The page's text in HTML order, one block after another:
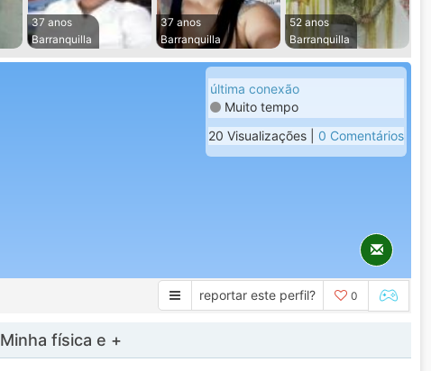
37 anos
Barranquilla
37 anos
Barranquilla
52 anos
Barranquilla
última conexão
Muito tempo
20 Visualizações | 0 Comentários
reportar este perfil? 0
Minha física e +